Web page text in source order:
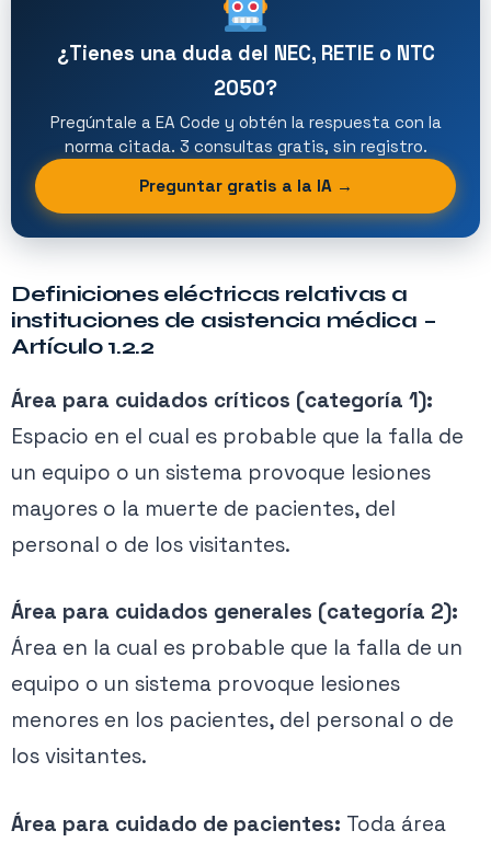
¿Tienes una duda del NEC, RETIE o NTC
2050?
Pregúntale a EA Code y obtén la respuesta con la
norma citada. 3 consultas gratis, sin registro.
Preguntar gratis a la IA →
Definiciones eléctricas relativas a
instituciones de asistencia médica –
Artículo 1.2.2
Área para cuidados críticos (categoría 1):
Espacio en el cual es probable que la falla de
un equipo o un sistema provoque lesiones
mayores o la muerte de pacientes, del
personal o de los visitantes.
Área para cuidados generales (categoría 2):
Área en la cual es probable que la falla de un
equipo o un sistema provoque lesiones
menores en los pacientes, del personal o de
los visitantes.
Área para cuidado de pacientes: Toda área